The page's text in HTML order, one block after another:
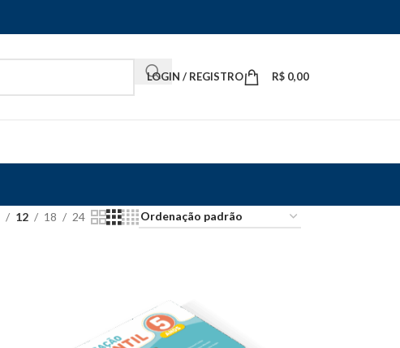
LOGIN / REGISTRO R$ 0,00
12 18 24